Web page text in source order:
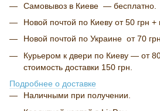
Самовывоз в Киеве — бесплатно.
Новой почтой по Киеву от 50 грн
Новой почтой по Украине от 70
Курьером к двери по Киеву — от
стоимость доставки 150 грн.
Подробнее о доставке
Наличными при получении.